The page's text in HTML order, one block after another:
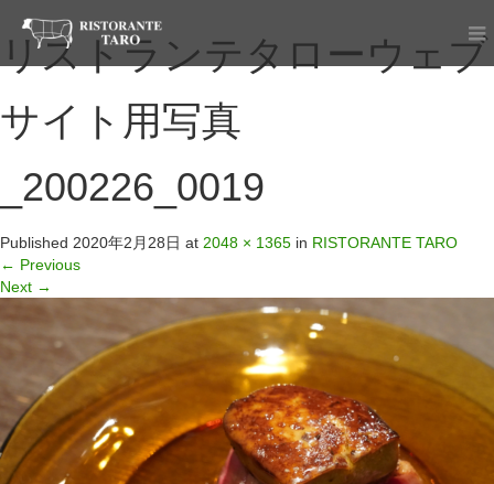
リストランテタローウェブ
サイト用写真
_200226_0019
Published 2020年2月28日 at 2048 × 1365 in RISTORANTE TARO
← Previous
Next →